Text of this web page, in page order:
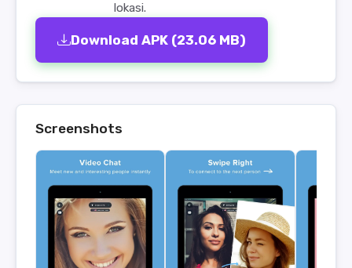
lokasi.
Download APK (23.06 MB)
Screenshots